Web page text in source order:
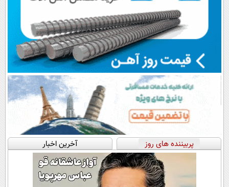
پربیننده های روز آخرین اخبار